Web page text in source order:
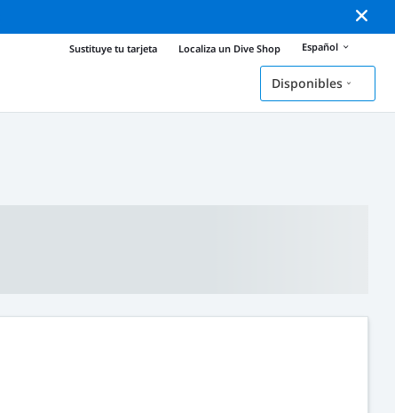
Sustituye tu tarjeta Localiza un Dive Shop Español
Disponibles